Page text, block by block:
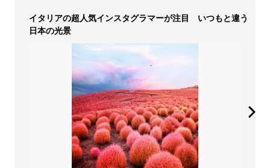
イタリアの超人気インスタグラマーが注目 いつもと違う
日本の光景